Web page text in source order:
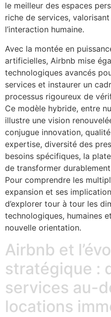
le meilleur des espaces
riche de services,
l’interaction humaine.
Avec la montée en
artificielles, Airbnb mise
technologiques avancés
services et instaurer un
processus rigoureux de
Ce modèle hybride, entre
illustre une vision
conjugue innovation,
expertise, diversité des
besoins spécifiques, la
de transformer
Pour comprendre les
expansion et ses
d’explorer tour à tour les
technologiques, humaines
nouvelle orientation.
Airbnb et
stratégique :
services au-
locations